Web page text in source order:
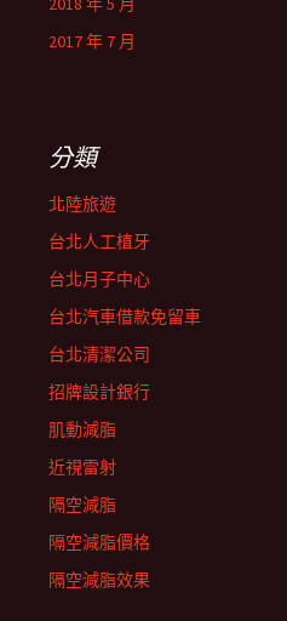
2017 年 7 月
分類
北陸旅遊
台北人工植牙
台北月子中心
台北汽車借款免留車
台北清潔公司
招牌設計銀行
肌動減脂
近視雷射
隔空減脂
隔空減脂價格
隔空減脂效果